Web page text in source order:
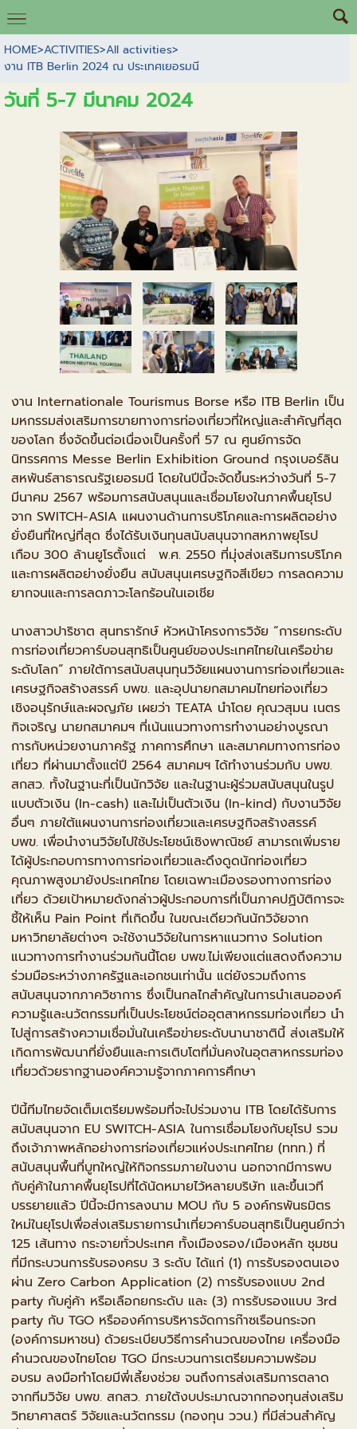
HOME>ACTIVITIES>All activities>
งาน ITB Berlin 2024 ณ ประเทศเยอรมนี
วันที่ 5-7 มีนาคม 2024
งาน Internationale Tourismus Borse หรือ ITB Berlin เป็น
มหกรรมส่งเสริมการขายทางการท่องเที่ยวที่ใหญ่และสำคัญที่สุด
ของโลก ซึ่งจัดขึ้นต่อเนื่องเป็นครั้งที่ 57 ณ ศูนย์การจัด
นิทรรศการ Messe Berlin Exhibition Ground กรุงเบอร์ลิน
สหพันธ์สาธารณรัฐเยอรมนี โดยในปีนี้จะจัดขึ้นระหว่างวันที่ 5-7
มีนาคม 2567 พร้อมการสนับสนุนและเชื่อมโยงในภาคพื้นยุโรป
จาก SWITCH-ASIA แผนงานด้านการบริโภคและการผลิตอย่าง
ยั่งยืนที่ใหญ่ที่สุด ซึ่งได้รับเงินทุนสนับสนุนจากสหภาพยุโรป
เกือบ 300 ล้านยูโรตั้งแต่ พ.ศ. 2550 ที่มุ่งส่งเสริมการบริโภค
และการผลิตอย่างยั่งยืน สนับสนุนเศรษฐกิจสีเขียว การลดความ
ยากจนและการลดภาวะโลกร้อนในเอเชีย
นางสาวปาริชาต สุนทรารักษ์ หัวหน้าโครงการวิจัย “การยกระดับ
การท่องเที่ยวคาร์บอนสุทธิเป็นศูนย์ของประเทศไทยในเครือข่าย
ระดับโลก” ภายใต้การสนับสนุนทุนวิจัยแผนงานการท่องเที่ยวและ
เศรษฐกิจสร้างสรรค์ บพข. และอุปนายกสมาคมไทยท่องเที่ยว
เชิงอนุรักษ์และผจญภัย เผยว่า TEATA นำโดย คุณวสุมน เนตร
กิจเจริญ นายกสมาคมฯ ที่เน้นแนวทางการทำงานอย่างบูรณา
การกับหน่วยงานภาครัฐ ภาคการศึกษา และสมาคมทางการท่อง
เที่ยว ที่ผ่านมาตั้งแต่ปี 2564 สมาคมฯ ได้ทำงานร่วมกับ บพข.
สกสว. ทั้งในฐานะที่เป็นนักวิจัย และในฐานะผู้ร่วมสนับสนุนในรูป
แบบตัวเงิน (In-cash) และไม่เป็นตัวเงิน (In-kind) กับงานวิจัย
อื่นๆ ภายใต้แผนงานการท่องเที่ยวและเศรษฐกิจสร้างสรรค์
บพข. เพื่อนำงานวิจัยไปใช้ประโยชน์เชิงพาณิชย์ สามารถเพิ่มราย
ได้ผู้ประกอบการทางการท่องเที่ยวและดึงดูดนักท่องเที่ยว
คุณภาพสูงมายังประเทศไทย โดยเฉพาะเมืองรองทางการท่อง
เที่ยว ด้วยเป้าหมายดังกล่าวผู้ประกอบการที่เป็นภาคปฏิบัติการจะ
ชี้ให้เห็น Pain Point ที่เกิดขึ้น ในขณะเดียวกันนักวิจัยจาก
มหาวิทยาลัยต่างๆ จะใช้งานวิจัยในการหาแนวทาง Solution
แนวทางการทำงานร่วมกันนี้โดย บพข.ไม่เพียงแต่แสดงถึงความ
ร่วมมือระหว่างภาครัฐและเอกชนเท่านั้น แต่ยังรวมถึงการ
สนับสนุนจากภาควิชาการ ซึ่งเป็นกลไกสำคัญในการนำเสนอองค์
ความรู้และนวัตกรรมที่เป็นประโยชน์ต่ออุตสาหกรรมท่องเที่ยว นำ
ไปสู่การสร้างความเชื่อมั่นในเครือข่ายระดับนานาชาตินี้ ส่งเสริมให้
เกิดการพัฒนาที่ยั่งยืนและการเติบโตที่มั่นคงในอุตสาหกรรมท่อง
เที่ยวด้วยรากฐานองค์ความรู้จากภาคการศึกษา
ปีนี้ทีมไทยจัดเต็มเตรียมพร้อมที่จะไปร่วมงาน ITB โดยได้รับการ
สนับสนุนจาก EU SWITCH-ASIA ในการเชื่อมโยงกับยุโรป รวม
ถึงเจ้าภาพหลักอย่างการท่องเที่ยวแห่งประเทศไทย (ททท.) ที่
สนับสนุนพื้นที่บูทใหญ่ให้กิจกรรมภายในงาน นอกจากมีการพบ
กับคู่ค้าในภาคพื้นยุโรปที่ได้นัดหมายไว้หลายบริษัท และขึ้นเวที
บรรยายแล้ว ปีนี้จะมีการลงนาม MOU กับ 5 องค์กรพันธมิตร
ใหม่ในยุโรปเพื่อส่งเสริมรายการนำเที่ยวคาร์บอนสุทธิเป็นศูนย์กว่า
125 เส้นทาง กระจายทั่วประเทศ ทั้งเมืองรอง/เมืองหลัก ชุมชน
ที่มีกระบวนการรับรองครบ 3 ระดับ ได้แก่ (1) การรับรองตนเอง
ผ่าน Zero Carbon Application (2) การรับรองแบบ 2nd
party กับคู่ค้า หรือเลือกยกระดับ และ (3) การรับรองแบบ 3rd
party กับ TGO หรือองค์การบริหารจัดการก๊าซเรือนกระจก
(องค์การมหาชน) ด้วยระเบียบวิธีการคำนวณของไทย เครื่องมือ
คำนวณของไทยโดย TGO มีกระบวนการเตรียมความพร้อม
อบรม ลงมือทำโดยมีพี่เลี้ยงช่วย จนถึงการส่งเสริมการตลาด
จากทีมวิจัย บพข. สกสว. ภายใต้งบประมาณจากกองทุนส่งเสริม
วิทยาศาสตร์ วิจัยและนวัตกรรม (กองทุน ววน.) ที่มีส่วนสำคัญ